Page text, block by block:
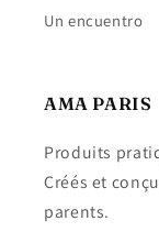
Un encuentro
AMA PARIS
Produits
Créés et
parents.